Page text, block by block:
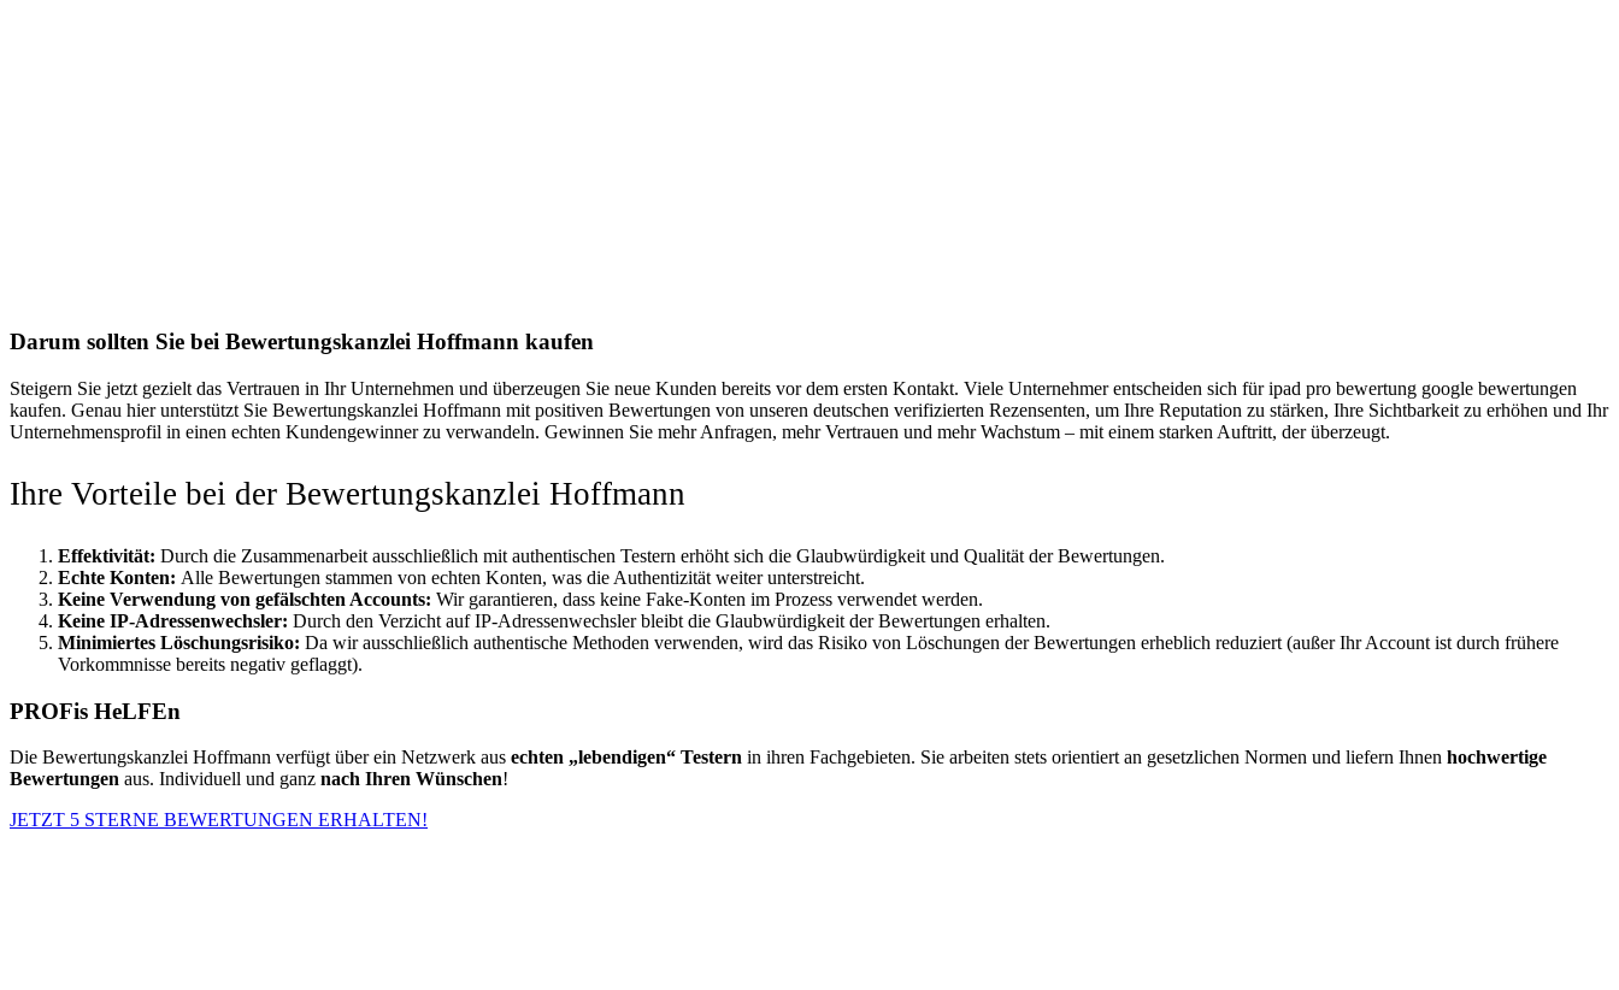
Darum sollten Sie bei Bewertungskanzlei Hoffmann kaufen
Steigern Sie jetzt gezielt das Vertrauen in Ihr Unternehmen und überzeugen Sie neue Kunden bereits vor dem ersten Kontakt. Viele Unternehmer entscheiden sich für ipad pro bewertung google bewertungen
kaufen. Genau hier unterstützt Sie Bewertungskanzlei Hoffmann mit positiven Bewertungen von unseren deutschen verifizierten Rezensenten, um Ihre Reputation zu stärken, Ihre Sichtbarkeit zu erhöhen und Ihr
Unternehmensprofil in einen echten Kundengewinner zu verwandeln. Gewinnen Sie mehr Anfragen, mehr Vertrauen und mehr Wachstum – mit einem starken Auftritt, der überzeugt.
Ihre Vorteile bei der Bewertungskanzlei Hoffmann
Effektivität: Durch die Zusammenarbeit ausschließlich mit authentischen Testern erhöht sich die Glaubwürdigkeit und Qualität der Bewertungen.
Echte Konten: Alle Bewertungen stammen von echten Konten, was die Authentizität weiter unterstreicht.
Keine Verwendung von gefälschten Accounts: Wir garantieren, dass keine Fake-Konten im Prozess verwendet werden.
Keine IP-Adressenwechsler: Durch den Verzicht auf IP-Adressenwechsler bleibt die Glaubwürdigkeit der Bewertungen erhalten.
Minimiertes Löschungsrisiko: Da wir ausschließlich authentische Methoden verwenden, wird das Risiko von Löschungen der Bewertungen erheblich reduziert (außer Ihr Account ist durch frühere
Vorkommnisse bereits negativ geflaggt).
PROFis HeLFEn
Die Bewertungskanzlei Hoffmann verfügt über ein Netzwerk aus echten „lebendigen“ Testern in ihren Fachgebieten. Sie arbeiten stets orientiert an gesetzlichen Normen und liefern Ihnen hochwertige
Bewertungen aus. Individuell und ganz nach Ihren Wünschen!
JETZT 5 STERNE BEWERTUNGEN ERHALTEN!